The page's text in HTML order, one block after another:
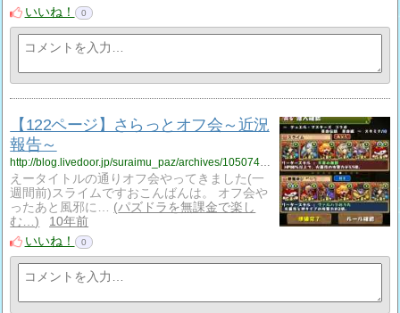
いいね！
0
【122ページ】さらっとオフ会～近況
報告～
http://blog.livedoor.jp/suraimu_paz/archives/1050742637.html
えータイトルの通りオフ会やってきました(一
週間前)スライムですおこんばんは。 オフ会や
ったあと風邪に…
パズドラを無課金で楽し
む…
10年前
いいね！
0